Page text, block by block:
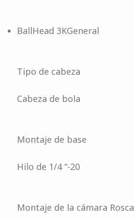
BallHead 3KGeneral
Tipo de cabeza
Cabeza de bola
Montaje de base
Hilo de 1/4 “-20
Montaje de la cámara Rosca